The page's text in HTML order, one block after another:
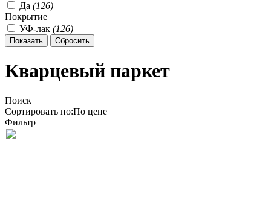
Да (126)
Покрытие
УФ-лак (126)
Кварцевый паркет
Поиск
Сортировать по:По цене
Фильтр